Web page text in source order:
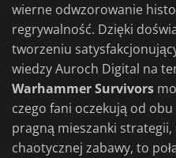
wierne odwzorowanie
regrywalność. Dzięki
tworzeniu
wiedzy Auroch Digital na
Warhammer Survivors
czego fani oczekują od
pragną mieszanki
chaotycznej zabawy, to